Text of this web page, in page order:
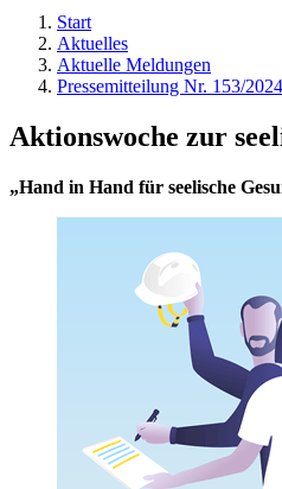
Start
Aktuelles
Aktuelle Meldungen
Pressemitteilung Nr. 153/2024
Aktionswoche zur
„Hand in Hand für seelische